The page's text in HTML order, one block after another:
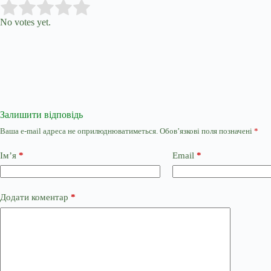
Rate this item:
No votes yet.
Залишити відповідь
Ваша e-mail адреса не оприлюднюватиметься. Обов’язкові поля позначені *
Ім’я * Email *
Додати коментар *